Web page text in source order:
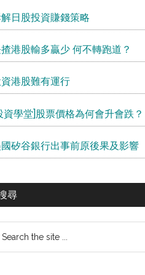
日股投資賺錢策略
港股輸多贏少 何不轉跑道？
港股難有運行
資學堂]股票價格為何會升會跌？
矽谷銀行出事前原後果及影響
尋